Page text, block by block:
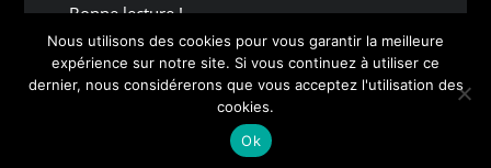
Bonne lecture !
Copyright © 2026 all rights reserved
Nous utilisons des cookies pour vous garantir la meilleure
expérience sur notre site. Si vous continuez à utiliser ce
dernier, nous considérerons que vous acceptez l'utilisation des
cookies.
Ok